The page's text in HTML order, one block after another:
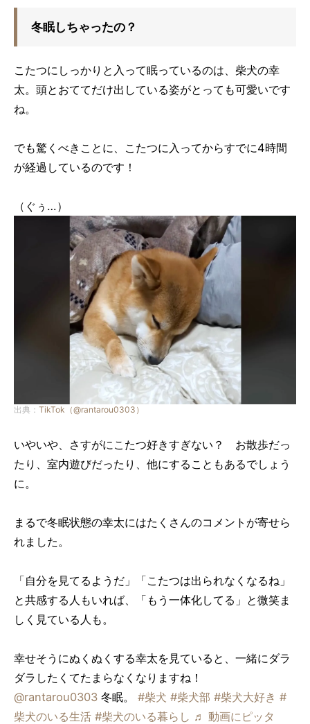
冬眠しちゃったの？
こたつにしっかりと入って眠っているのは、柴犬の幸
太。頭とおててだけ出している姿がとっても可愛いです
ね。
でも驚くべきことに、こたつに入ってからすでに4時間
が経過しているのです！
（ぐぅ…）
出典： TikTok（@rantarou0303）
いやいや、さすがにこたつ好きすぎない？ お散歩だっ
たり、室内遊びだったり、他にすることもあるでしょう
に。
まるで冬眠状態の幸太にはたくさんのコメントが寄せら
れました。
「自分を見てるようだ」「こたつは出られなくなるね」
と共感する人もいれば、「もう一体化してる」と微笑ま
しく見ている人も。
幸せそうにぬくぬくする幸太を見ていると、一緒にダラ
ダラしたくてたまらなくなりますね！
@rantarou0303 冬眠。 #柴犬 #柴犬部 #柴犬大好き #
柴犬のいる生活 #柴犬のいる暮らし ♬ 動画にピッタ